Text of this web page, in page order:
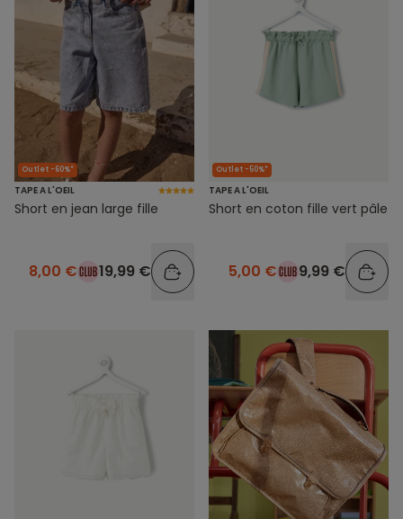
Outlet -60%*
TAPE A L'OEIL
Short en jean large fille
8,00 € 19,99 €
Outlet -50%*
TAPE A L'OEIL
Short en coton fille vert pâle
5,00 € 9,99 €